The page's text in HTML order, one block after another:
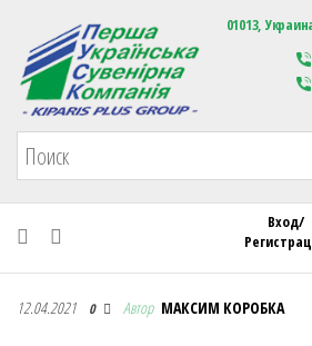
Первая Украинская Сувенирная
01013,
Вход/
Первая Украинская Сувенирная
12.04.2021 0 Автор МАКСИМ КОРОБКА